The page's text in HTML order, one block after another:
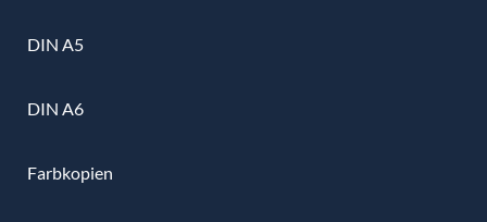
DIN A5
DIN A6
Farbkopien